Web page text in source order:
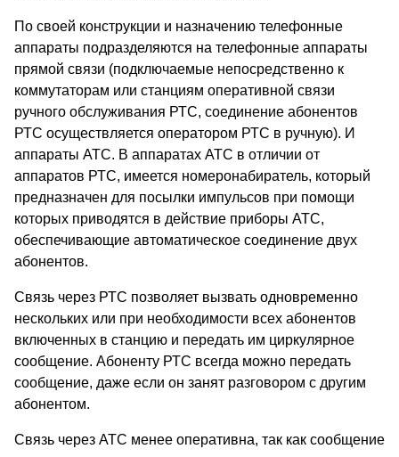
По своей конструкции и назначению телефонные
аппараты подразделяются на телефонные аппараты
прямой связи (подключаемые непосредственно к
коммутаторам или станциям оперативной связи
ручного обслуживания РТС, соединение абонентов
РТС осуществляется оператором РТС в ручную). И
аппараты АТС. В аппаратах АТС в отличии от
аппаратов РТС, имеется номеронабиратель, который
предназначен для посылки импульсов при помощи
которых приводятся в действие приборы АТС,
обеспечивающие автоматическое соединение двух
абонентов.
Связь через РТС позволяет вызвать одновременно
нескольких или при необходимости всех абонентов
включенных в станцию и передать им циркулярное
сообщение. Абоненту РТС всегда можно передать
сообщение, даже если он занят разговором с другим
абонентом.
Связь через АТС менее оперативна, так как сообщение